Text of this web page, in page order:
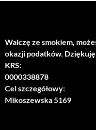
Walczę ze smokiem,
okazji podatków.
KRS:
0000338878
Cel szczegółowy:
Mikoszewska 5169